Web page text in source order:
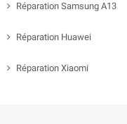
Réparation Samsung A13
Réparation Huawei
Réparation Xiaomi